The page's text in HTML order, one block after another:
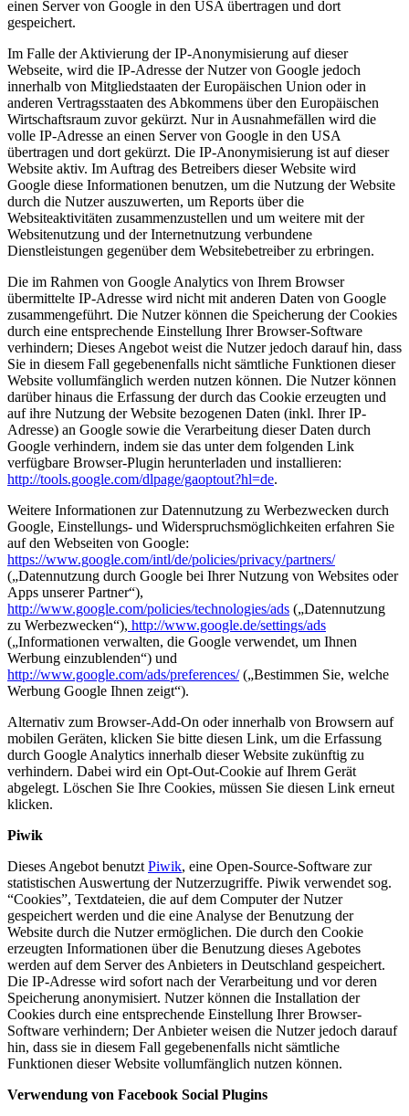
einen Server von Google in den USA übertragen und dort
gespeichert.
Im Falle der Aktivierung der IP-Anonymisierung auf dieser
Webseite, wird die IP-Adresse der Nutzer von Google jedoch
innerhalb von Mitgliedstaaten der Europäischen Union oder in
anderen Vertragsstaaten des Abkommens über den Europäischen
Wirtschaftsraum zuvor gekürzt. Nur in Ausnahmefällen wird die
volle IP-Adresse an einen Server von Google in den USA
übertragen und dort gekürzt. Die IP-Anonymisierung ist auf dieser
Website aktiv. Im Auftrag des Betreibers dieser Website wird
Google diese Informationen benutzen, um die Nutzung der Website
durch die Nutzer auszuwerten, um Reports über die
Websiteaktivitäten zusammenzustellen und um weitere mit der
Websitenutzung und der Internetnutzung verbundene
Dienstleistungen gegenüber dem Websitebetreiber zu erbringen.
Die im Rahmen von Google Analytics von Ihrem Browser
übermittelte IP-Adresse wird nicht mit anderen Daten von Google
zusammengeführt. Die Nutzer können die Speicherung der Cookies
durch eine entsprechende Einstellung Ihrer Browser-Software
verhindern; Dieses Angebot weist die Nutzer jedoch darauf hin, dass
Sie in diesem Fall gegebenenfalls nicht sämtliche Funktionen dieser
Website vollumfänglich werden nutzen können. Die Nutzer können
darüber hinaus die Erfassung der durch das Cookie erzeugten und
auf ihre Nutzung der Website bezogenen Daten (inkl. Ihrer IP-
Adresse) an Google sowie die Verarbeitung dieser Daten durch
Google verhindern, indem sie das unter dem folgenden Link
verfügbare Browser-Plugin herunterladen und installieren:
http://tools.google.com/dlpage/gaoptout?hl=de.
Weitere Informationen zur Datennutzung zu Werbezwecken durch
Google, Einstellungs- und Widerspruchsmöglichkeiten erfahren Sie
auf den Webseiten von Google:
https://www.google.com/intl/de/policies/privacy/partners/
(„Datennutzung durch Google bei Ihrer Nutzung von Websites oder
Apps unserer Partner“),
http://www.google.com/policies/technologies/ads („Datennutzung
zu Werbezwecken“), http://www.google.de/settings/ads
(„Informationen verwalten, die Google verwendet, um Ihnen
Werbung einzublenden“) und
http://www.google.com/ads/preferences/(„Bestimmen Sie, welche
Werbung Google Ihnen zeigt“).
Alternativ zum Browser-Add-On oder innerhalb von Browsern auf
mobilen Geräten, klicken Sie bitte diesen Link, um die Erfassung
durch Google Analytics innerhalb dieser Website zukünftig zu
verhindern. Dabei wird ein Opt-Out-Cookie auf Ihrem Gerät
abgelegt. Löschen Sie Ihre Cookies, müssen Sie diesen Link erneut
klicken.
Piwik
Dieses Angebot benutzt Piwik, eine Open-Source-Software zur
statistischen Auswertung der Nutzerzugriffe. Piwik verwendet sog.
“Cookies”, Textdateien, die auf dem Computer der Nutzer
gespeichert werden und die eine Analyse der Benutzung der
Website durch die Nutzer ermöglichen. Die durch den Cookie
erzeugten Informationen über die Benutzung dieses Agebotes
werden auf dem Server des Anbieters in Deutschland gespeichert.
Die IP-Adresse wird sofort nach der Verarbeitung und vor deren
Speicherung anonymisiert. Nutzer können die Installation der
Cookies durch eine entsprechende Einstellung Ihrer Browser-
Software verhindern; Der Anbieter weisen die Nutzer jedoch darauf
hin, dass sie in diesem Fall gegebenenfalls nicht sämtliche
Funktionen dieser Website vollumfänglich nutzen können.
Verwendung von Facebook Social Plugins